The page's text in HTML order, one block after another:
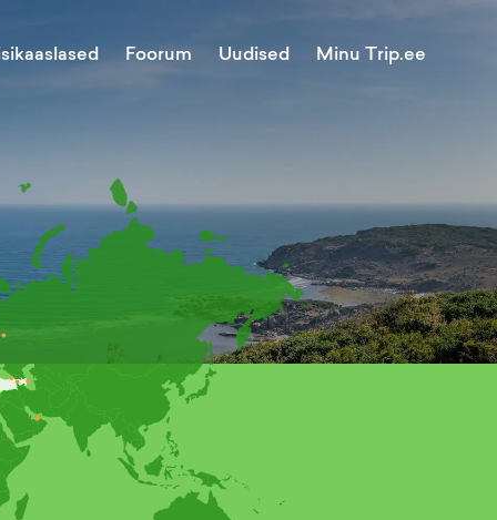
Foorum Uudised Minu Trip.ee